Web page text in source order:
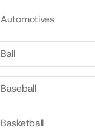
Automotives
Ball
Baseball
Basketball